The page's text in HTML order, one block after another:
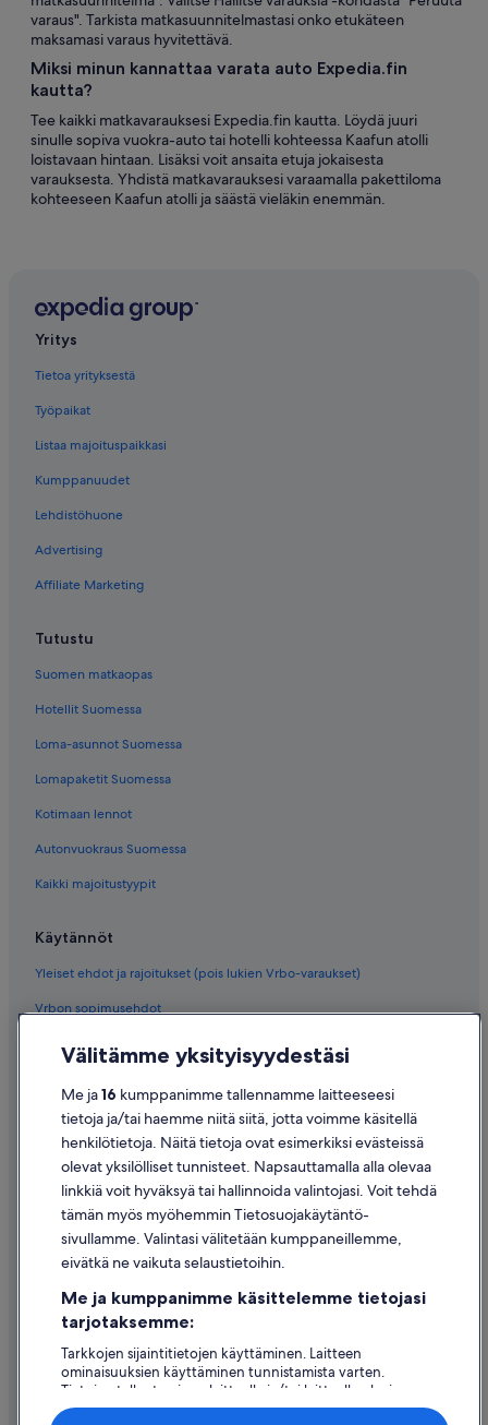
varaus". Tarkista matkasuunnitelmastasi onko etukäteen
maksamasi varaus hyvitettävä.
Miksi minun kannattaa varata auto Expedia.fin
kautta?
Tee kaikki matkavarauksesi Expedia.fin kautta. Löydä juuri
sinulle sopiva vuokra-auto tai hotelli kohteessa Kaafun atolli
loistavaan hintaan. Lisäksi voit ansaita etuja jokaisesta
varauksesta. Yhdistä matkavarauksesi varaamalla pakettiloma
kohteeseen Kaafun atolli ja säästä vieläkin enemmän.
Yritys
Tietoa yrityksestä
Työpaikat
Listaa majoituspaikkasi
Kumppanuudet
Lehdistöhuone
Advertising
Affiliate Marketing
Tutustu
Suomen matkaopas
Hotellit Suomessa
Loma-asunnot Suomessa
Lomapaketit Suomessa
Kotimaan lennot
Autonvuokraus Suomessa
Kaikki majoitustyypit
Käytännöt
Yleiset ehdot ja rajoitukset (pois lukien Vrbo-varaukset)
Vrbon sopimusehdot
Evästeet
Käyttöehdot
Oikeudelliset tiedot / ota meihin yhteyttä
Sisältövaatimukset ja ilmoituksen tekeminen sisällöstä
Tuki
Ota yhteyttä
Hyvityksen hakeminen ja aikarajat
Varaa lento lentoyhtiön hyvityskupongeilla
Välitämme yksityisyydestäsi
Me ja16 kumppanimme tallennamme laitteeseesi
tietoja ja/tai haemme niitä siitä, jotta voimme käsitellä
henkilötietoja. Näitä tietoja ovat esimerkiksi evästeissä
olevat yksilölliset tunnisteet. Napsauttamalla alla olevaa
linkkiä voit hyväksyä tai hallinnoida valintojasi. Voit tehdä
tämän myös myöhemmin Tietosuojakäytäntö-
sivullamme. Valintasi välitetään kumppaneillemme,
eivätkä ne vaikuta selaustietoihin.
Me ja kumppanimme käsittelemme tietojasi
tarjotaksemme:
Tarkkojen sijaintitietojen käyttäminen. Laitteen
ominaisuuksien käyttäminen tunnistamista varten.
Tietojen tallentaminen laitteelle ja/tai laitteella olevien
tietojen käyttö. Kohdennettu mainonta ja personoitu